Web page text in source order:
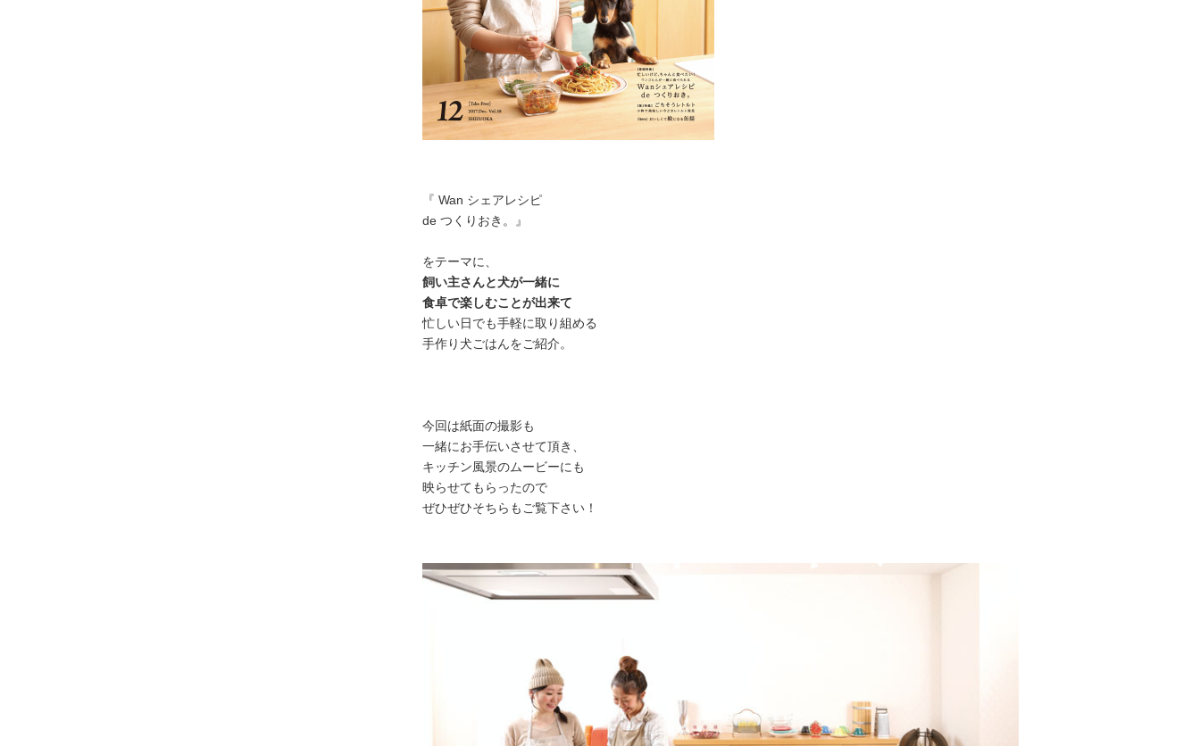
『 Wan シェアレシピ
de つくりおき。』
をテーマに、
飼い主さんと犬が一緒に
食卓で楽しむことが出来て
忙しい日でも手軽に取り組める
手作り犬ごはんをご紹介。
今回は紙面の撮影も
一緒にお手伝いさせて頂き、
キッチン風景のムービーにも
映らせてもらったので
ぜひぜひそちらもご覧下さい！